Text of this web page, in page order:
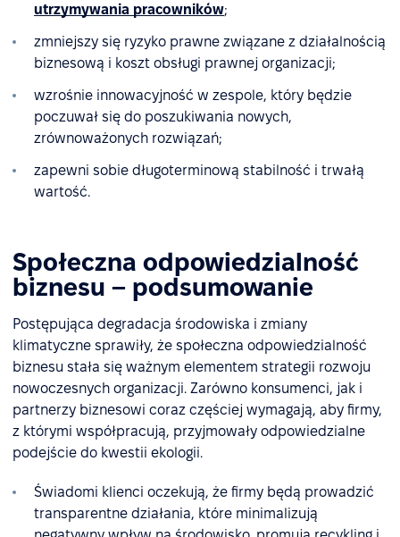
utrzymywania pracowników;
zmniejszy się ryzyko prawne związane z działalnością
biznesową i koszt obsługi prawnej organizacji;
wzrośnie innowacyjność w zespole, który będzie
poczuwał się do poszukiwania nowych,
zrównoważonych rozwiązań;
zapewni sobie długoterminową stabilność i trwałą
wartość.
Społeczna odpowiedzialność
biznesu – podsumowanie
Postępująca degradacja środowiska i zmiany
klimatyczne sprawiły, że społeczna odpowiedzialność
biznesu stała się ważnym elementem strategii rozwoju
nowoczesnych organizacji. Zarówno konsumenci, jak i
partnerzy biznesowi coraz częściej wymagają, aby firmy,
z którymi współpracują, przyjmowały odpowiedzialne
podejście do kwestii ekologii.
Świadomi klienci oczekują, że firmy będą prowadzić
transparentne działania, które minimalizują